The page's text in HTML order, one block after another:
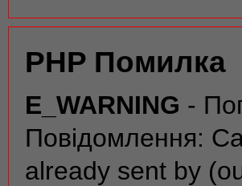
PHP Помилка
E_WARNING -
Повідомлення:
already sent by